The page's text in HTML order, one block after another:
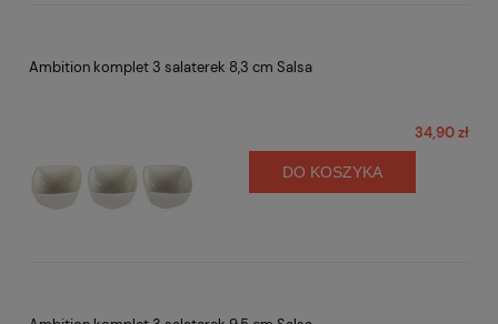
Ambition komplet 3 salaterek 8,3 cm Salsa
34,90 zł
DO KOSZYKA